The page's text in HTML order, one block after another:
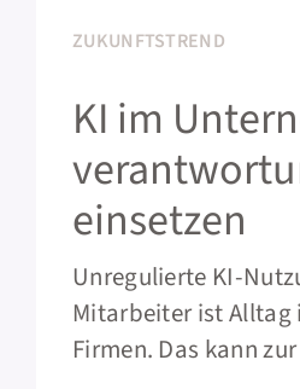
ZUKUNFTSTREND
KI im
einsetzen
Unregulierte KI-
Mitarbeiter ist Alltag
Firmen. Das kann